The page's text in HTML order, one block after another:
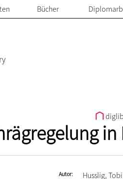
Bücher
Autor Husslig,